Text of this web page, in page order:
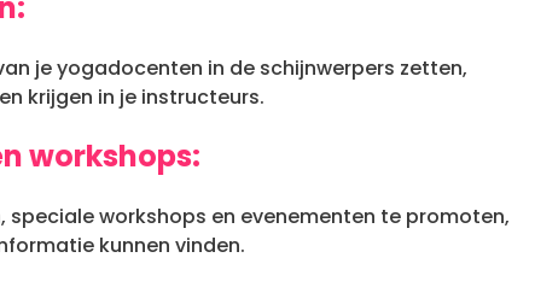
je yogadocenten in de schijnwerpers zetten,
krijgen in je instructeurs.
workshops:
speciale workshops en evenementen te promoten,
kunnen vinden.